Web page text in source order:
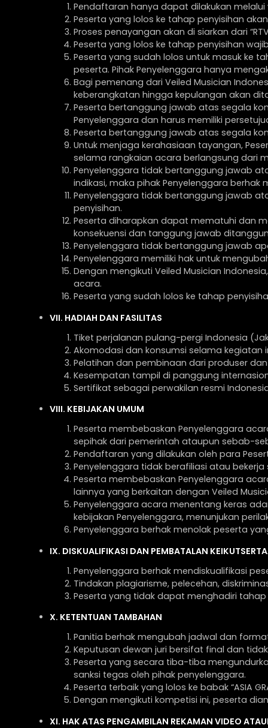
Pendaftaran hanya dapat dilakukan
Peserta yang lolos ke tahap penyisihan
Proses penayangan akan di siarkan dari
Peserta yang lolos ke tahap penyisihan
Peserta yang sudah lolos untuk masuk ke
peserta. Pihak Penyelenggara hanya
Bagi pemenang dari Veiled Musician
keberangkatan hingga kepulangan akan
Peserta bertanggung jawab atas segala
Penyelenggara dan harus memiliki
Peserta bertanggung jawab atas segala
Untuk menjaga kerahasiaan tayangan,
selama rangkaian acara berlangsung dari
Penyelenggara tidak bertanggung jawab
indikasi, maka pihak Penyelenggara berhak
Penyelenggara tidak bertanggung jawab
penyisihan.
Peserta diharapkan dapat mematuhi dan
konsekuensi dan tanggung jawab
Penyelenggara tidak bertanggung jawab
Penyelenggara memiliki hak untuk
Dengan mengikuti Veiled Musician
acara.
Peserta yang sudah lolos ke tahap
VII. HADIAH DAN FASILITAS
Tiket perjalanan pulang-pergi Indonesia
Akomodasi dan konsumsi selama kegiatan
Pelatihan dan pembinaan dari produser
Kesempatan tampil di panggung
Sertifikat sebagai perwakilan resmi
VIII. KEBIJAKAN UMUM
Peserta membebaskan Penyelenggara
sepihak dari pemerintah ataupun sebab-
Pendaftaran yang dilakukan oleh para
Penyelenggara tidak berafiliasi atau
Peserta membebaskan Penyelenggara
lainnya yang berkaitan dengan Veiled
Penyelenggara acara menentang keras
kebijakan Penyelenggara, menunjukan
Penyelenggara berhak menolak peserta
IX. DISKUALIFIKASI DAN PEMBATALAN
Penyelenggara berhak mendiskualifikasi
Tindakan plagiarisme, pelecehan,
Peserta yang tidak dapat menghadiri
X. KETENTUAN TAMBAHAN
Panitia berhak mengubah jadwal dan
Keputusan dewan juri bersifat final dan
Peserta yang secara tiba-tiba
sanksi tegas oleh pihak penyelenggara.
Peserta terbaik yang lolos ke babak “ASIA
Dengan mengikuti kompetisi ini, peserta
XI. HAK ATAS PENGAMBILAN REKAMAN VIDEO